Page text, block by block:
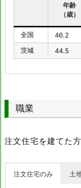
年齢
（歳）
全国 46.2
茨城
44.5
全国
職業
注文住宅を建てた
注文住宅のみ 土